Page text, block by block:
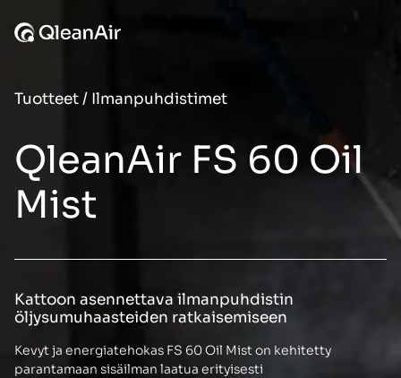
Tuotteet/ Ilmanpuhdistimet
QleanAir FS 60 Oil
Mist
Kattoon asennettava ilmanpuhdistin
öljysumuhaasteiden ratkaisemiseen
Kevyt ja energiatehokas FS 60 Oil Mist on kehitetty
parantamaan sisäilman laatua erityisesti